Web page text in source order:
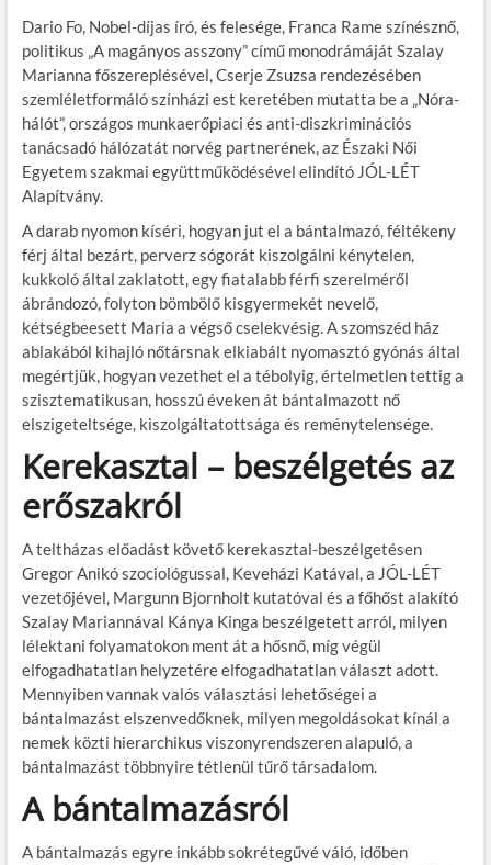
Dario Fo, Nobel-díjas író, és felesége, Franca Rame színésznő,
politikus „A magányos asszony” című monodrámáját Szalay
Marianna főszereplésével, Cserje Zsuzsa rendezésében
szemléletformáló színházi est keretében mutatta be a „Nóra-
hálót”, országos munkaerőpiaci és anti-diszkriminációs
tanácsadó hálózatát norvég partnerének, az Északi Női
Egyetem szakmai együttműködésével elindító JÓL-LÉT
Alapítvány.
A darab nyomon kíséri, hogyan jut el a bántalmazó, féltékeny
férj által bezárt, perverz sógorát kiszolgálni kénytelen,
kukkoló által zaklatott, egy fiatalabb férfi szerelméről
ábrándozó, folyton bömbölő kisgyermekét nevelő,
kétségbeesett Maria a végső cselekvésig. A szomszéd ház
ablakából kihajló nőtársnak elkiabált nyomasztó gyónás által
megértjük, hogyan vezethet el a tébolyig, értelmetlen tettig a
szisztematikusan, hosszú éveken át bántalmazott nő
elszigeteltsége, kiszolgáltatottsága és reménytelensége.
Kerekasztal – beszélgetés az
erőszakról
A teltházas előadást követő kerekasztal-beszélgetésen
Gregor Anikó szociológussal, Keveházi Katával, a JÓL-LÉT
vezetőjével, Margunn Bjornholt kutatóval és a főhőst alakító
Szalay Mariannával Kánya Kinga beszélgetett arról, milyen
lélektani folyamatokon ment át a hősnő, míg végül
elfogadhatatlan helyzetére elfogadhatatlan választ adott.
Mennyiben vannak valós választási lehetőségei a
bántalmazást elszenvedőknek, milyen megoldásokat kínál a
nemek közti hierarchikus viszonyrendszeren alapuló, a
bántalmazást többnyire tétlenül tűrő társadalom.
A bántalmazásról
A bántalmazás egyre inkább sokrétegűvé váló, időben